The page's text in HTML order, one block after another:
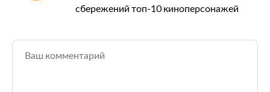
сбережений топ-10 киноперсонажей